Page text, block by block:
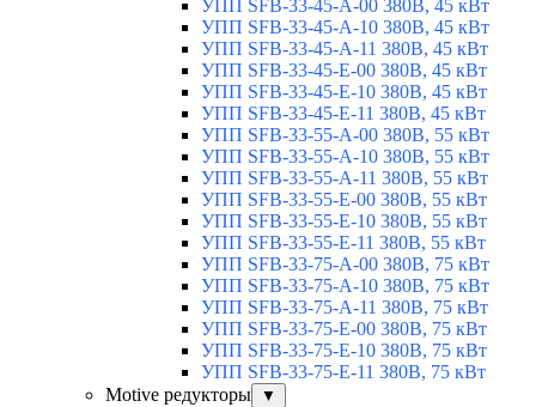
УПП SFB-33-45-A-00 380В, 45 кВт
УПП SFB-33-45-A-10 380В, 45 кВт
УПП SFB-33-45-A-11 380В, 45 кВт
УПП SFB-33-45-E-00 380В, 45 кВт
УПП SFB-33-45-E-10 380В, 45 кВт
УПП SFB-33-45-E-11 380В, 45 кВт
УПП SFB-33-55-A-00 380В, 55 кВт
УПП SFB-33-55-A-10 380В, 55 кВт
УПП SFB-33-55-A-11 380В, 55 кВт
УПП SFB-33-55-E-00 380В, 55 кВт
УПП SFB-33-55-E-10 380В, 55 кВт
УПП SFB-33-55-E-11 380В, 55 кВт
УПП SFB-33-75-A-00 380В, 75 кВт
УПП SFB-33-75-A-10 380В, 75 кВт
УПП SFB-33-75-A-11 380В, 75 кВт
УПП SFB-33-75-E-00 380В, 75 кВт
УПП SFB-33-75-E-10 380В, 75 кВт
УПП SFB-33-75-E-11 380В, 75 кВт
Motive редукторы
▼